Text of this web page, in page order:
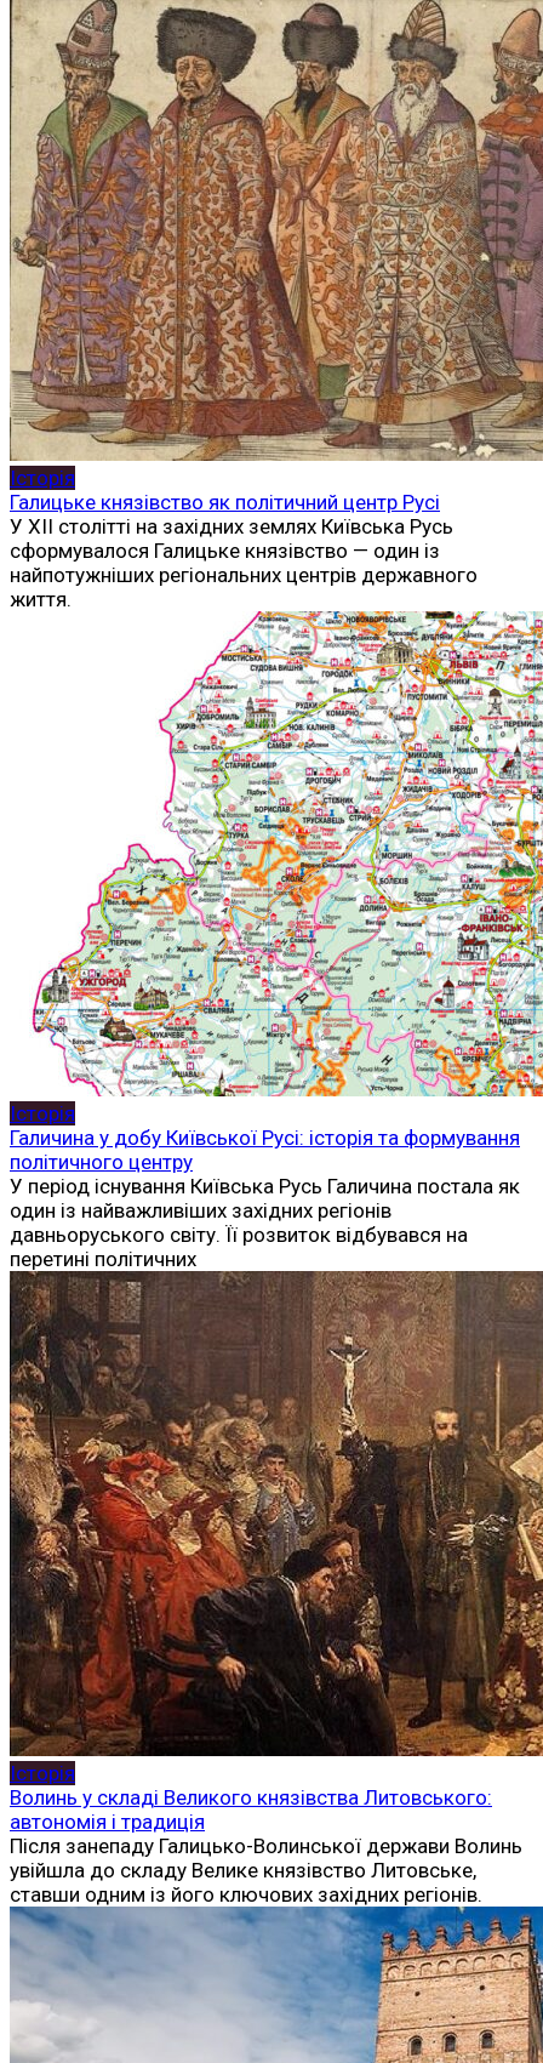
Історія
Галицьке князівство як політичний центр Русі
У XII столітті на західних землях Київська Русь
сформувалося Галицьке князівство — один із
найпотужніших регіональних центрів державного
життя.
Історія
Галичина у добу Київської Русі: історія та формування
політичного центру
У період існування Київська Русь Галичина постала як
один із найважливіших західних регіонів
давньоруського світу. Її розвиток відбувався на
перетині політичних
Історія
Волинь у складі Великого князівства Литовського:
автономія і традиція
Після занепаду Галицько-Волинської держави Волинь
увійшла до складу Велике князівство Литовське,
ставши одним із його ключових західних регіонів.